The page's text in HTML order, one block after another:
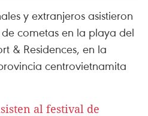
y extranjeros asistieron
cometas en la playa del
& Residences, en la
centrovietnamita